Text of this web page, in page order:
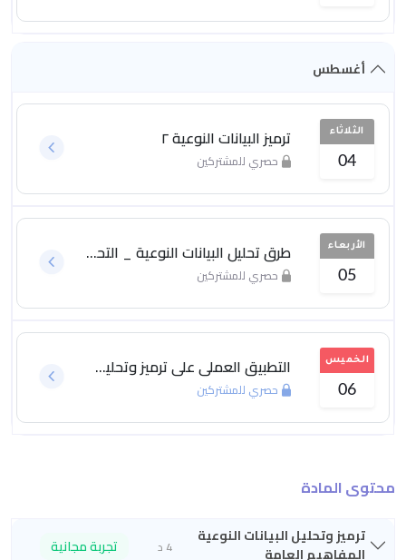
أغسطس
الثلاثاء
04
ترميز البيانات النوعية ٢
حصري للمشتركين
الأربعاء
05
طرق تحليل البيانات النوعية _ التحليل الموضوعي
حصري للمشتركين
الخميس
06
التطبيق العملي على ترميز وتحليل البيانات النوعية
حصري للمشتركين
محتوى المادة
ترميز وتحليل البيانات النوعية
المفاهيم العامة
4 د تجربة مجانية